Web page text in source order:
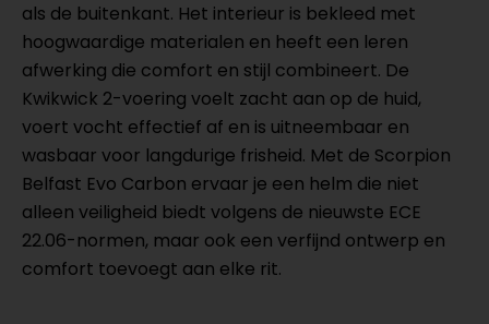
als de buitenkant. Het interieur is bekleed met
hoogwaardige materialen en heeft een leren
afwerking die comfort en stijl combineert. De
Kwikwick 2-voering voelt zacht aan op de huid,
voert vocht effectief af en is uitneembaar en
wasbaar voor langdurige frisheid. Met de Scorpion
Belfast Evo Carbon ervaar je een helm die niet
alleen veiligheid biedt volgens de nieuwste ECE
22.06-normen, maar ook een verfijnd ontwerp en
comfort toevoegt aan elke rit.